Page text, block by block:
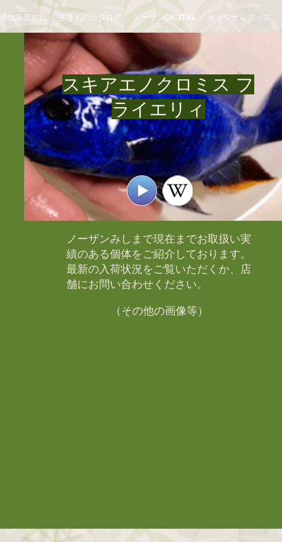
通信販売規約 生きものカタログ ノーザンDIGITAL オリジナルグッズ
スキアエノクロミス フ
ライエリィ
ノーザンみしまで現在までお取扱い実
績のある個体をご紹介しております。​
最新の入荷状況をご覧いただくか、店
舗にお問い合わせください。​
（その他の画像等）